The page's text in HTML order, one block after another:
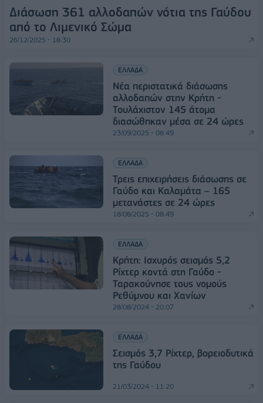
Διάσωση 361 αλλοδαπών νότια της Γαύδου
από το Λιμενικό Σώμα
26/12/2025 - 18:30
ΕΛΛΑΔΑ
Νέα περιστατικά διάσωσης
αλλοδαπών στην Κρήτη -
Τουλάχιστον 145 άτομα
διασώθηκαν μέσα σε 24 ώρες
23/09/2025 - 08:49
ΕΛΛΑΔΑ
Τρεις επιχειρήσεις διάσωσης σε
Γαύδο και Καλαμάτα – 165
μετανάστες σε 24 ώρες
18/08/2025 - 08:49
ΕΛΛΑΔΑ
Κρήτη: Ισχυρός σεισμός 5,2
Ρίχτερ κοντά στη Γαύδο -
Ταρακούνησε τους νομούς
Ρεθύμνου και Χανίων
28/08/2024 - 20:07
ΕΛΛΑΔΑ
Σεισμός 3,7 Ρίχτερ, βορειοδυτικά
της Γαύδου
21/03/2024 - 11:20